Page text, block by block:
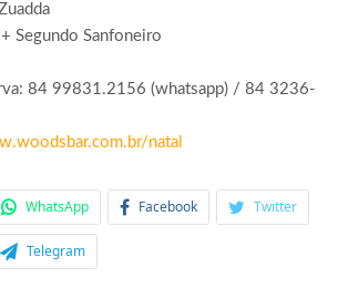
Segundo Sanfoneiro
84 99831.2156 (whatsapp) / 84 3236-
natal
WhatsApp Facebook Twitter
Telegram